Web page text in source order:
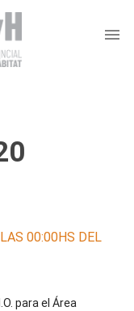
menu
00:00HS DEL
para el Área